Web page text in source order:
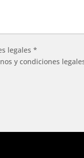
legales *
y condiciones